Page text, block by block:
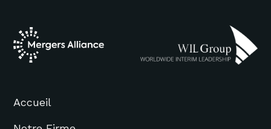
Accueil